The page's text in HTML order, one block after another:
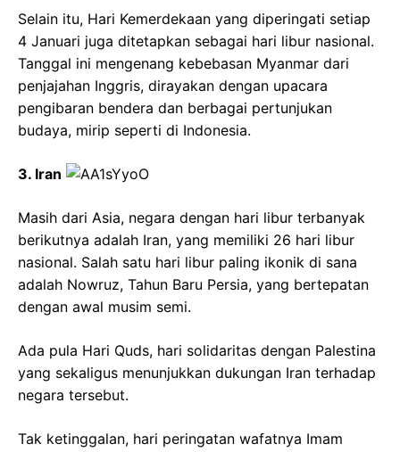
Selain itu, Hari Kemerdekaan yang diperingati setiap
4 Januari juga ditetapkan sebagai hari libur nasional.
Tanggal ini mengenang kebebasan Myanmar dari
penjajahan Inggris, dirayakan dengan upacara
pengibaran bendera dan berbagai pertunjukan
budaya, mirip seperti di Indonesia.
3. Iran
Masih dari Asia, negara dengan hari libur terbanyak
berikutnya adalah Iran, yang memiliki 26 hari libur
nasional. Salah satu hari libur paling ikonik di sana
adalah Nowruz, Tahun Baru Persia, yang bertepatan
dengan awal musim semi.
Ada pula Hari Quds, hari solidaritas dengan Palestina
yang sekaligus menunjukkan dukungan Iran terhadap
negara tersebut.
Tak ketinggalan, hari peringatan wafatnya Imam